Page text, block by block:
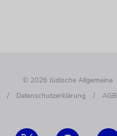
© 2026 Jüdische Allgemeine
/ Datenschutzerklärung / AGB